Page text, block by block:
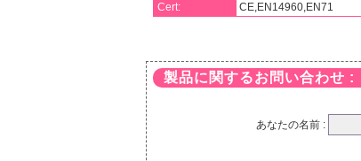
Cert:
CE,EN14960,EN71
製品に関するお問い合わせ :
あなたの名前 :